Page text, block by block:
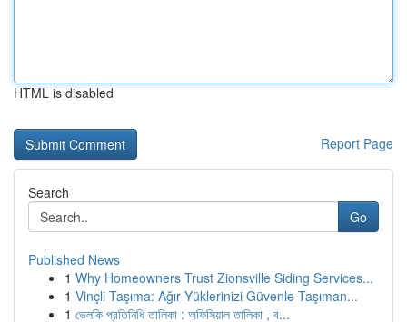
HTML is disabled
Report Page
Search
Go
Published News
1 Why Homeowners Trust Zionsville Siding Services...
1 Vinçli Taşıma: Ağır Yüklerinizi Güvenle Taşıman...
1 ভেলকি প্রতিনিধি তালিকা : অফিসিয়াল তালিকা , ব...